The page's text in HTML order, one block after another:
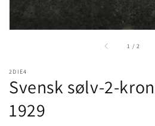
1 /of2
2DIE4
Svensk sølv-2-
1929